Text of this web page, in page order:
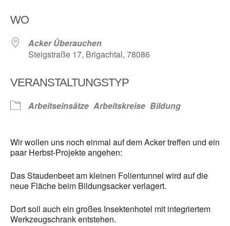
WO
Acker Überauchen
Steigstraße 17, Brigachtal, 78086
VERANSTALTUNGSTYP
Arbeitseinsätze Arbeitskreise Bildung
Wir wollen uns noch einmal auf dem Acker treffen und ein
paar Herbst-Projekte angehen:
Das Staudenbeet am kleinen Folientunnel wird auf die
neue Fläche beim Bildungsacker verlagert.
Dort soll auch ein großes Insektenhotel mit integriertem
Werkzeugschrank entstehen.